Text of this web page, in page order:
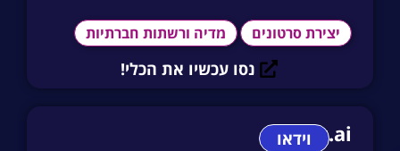
יצירת סרטונים מדיה ורשתות חברתיות
נסו עכשיו את הכלי!
וידאו
2short.ai